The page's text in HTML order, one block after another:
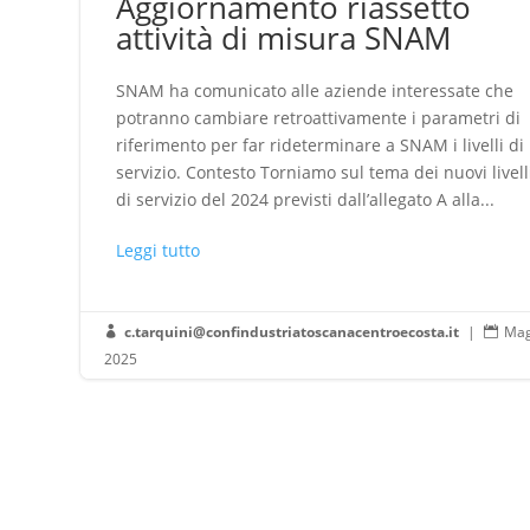
attività di misura SNAM
SNAM ha comunicato alle aziende interessate che
potranno cambiare retroattivamente i parametri di
riferimento per far rideterminare a SNAM i livelli di
servizio. Contesto Torniamo sul tema dei nuovi
di servizio del 2024 previsti dall’allegato A alla...
Leggi tutto
 c.tarquini@confindustriatoscanacentroecosta.it | 
2025